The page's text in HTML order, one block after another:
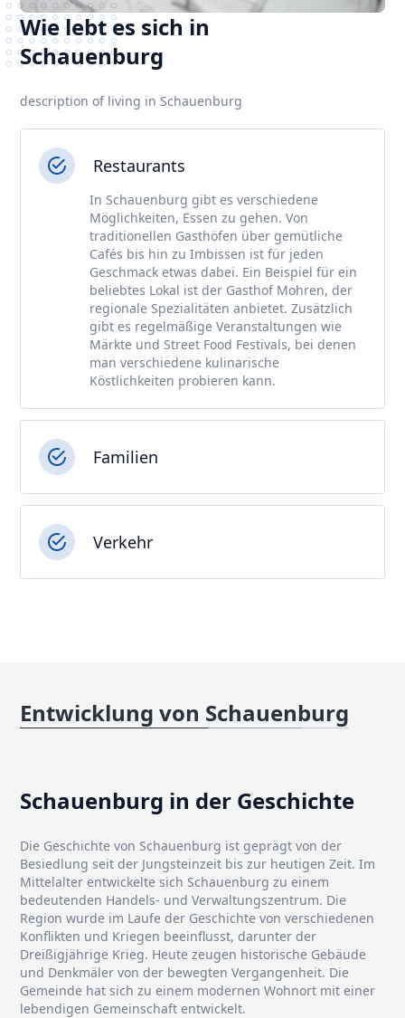
Wie lebt es sich in
Schauenburg
description of living in Schauenburg
Restaurants
In Schauenburg gibt es verschiedene
Möglichkeiten, Essen zu gehen. Von
traditionellen Gasthöfen über gemütliche
Cafés bis hin zu Imbissen ist für jeden
Geschmack etwas dabei. Ein Beispiel für ein
beliebtes Lokal ist der Gasthof Mohren, der
regionale Spezialitäten anbietet. Zusätzlich
gibt es regelmäßige Veranstaltungen wie
Märkte und Street Food Festivals, bei denen
man verschiedene kulinarische
Köstlichkeiten probieren kann.
Familien
Verkehr
Entwicklung von Schauenburg
Schauenburg in der Geschichte
Die Geschichte von Schauenburg ist geprägt von der
Besiedlung seit der Jungsteinzeit bis zur heutigen Zeit. Im
Mittelalter entwickelte sich Schauenburg zu einem
bedeutenden Handels- und Verwaltungszentrum. Die
Region wurde im Laufe der Geschichte von verschiedenen
Konflikten und Kriegen beeinflusst, darunter der
Dreißigjährige Krieg. Heute zeugen historische Gebäude
und Denkmäler von der bewegten Vergangenheit. Die
Gemeinde hat sich zu einem modernen Wohnort mit einer
lebendigen Gemeinschaft entwickelt.